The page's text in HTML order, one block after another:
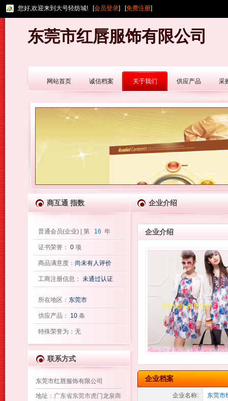
您好,欢迎来到大号轻纺城! [会员登录] [免费注册]
东莞市红唇服饰有限公司
网站首页 诚信档案 关于我们 供应产品 采
商互通 指数 企业介绍
普通会员(企业) | 第 16 年
证书荣誉： 0 项
商品满意度： 尚未有人评价
工商注册信息： 未通过认证
所在地区： 东莞市
供应产品： 10 条
特殊荣誉为：无
联系方式
东莞市红唇服饰有限公司
地址 ：广东省东莞市虎门龙泉商
企业介绍
企业档案
企业名称: 东莞市